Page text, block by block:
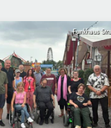
Funkhaus